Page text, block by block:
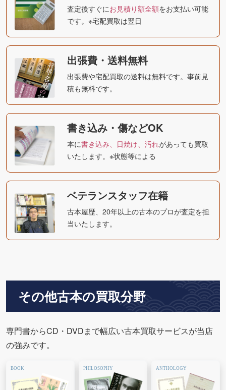
査定後すぐにお見積り額全額をお支払い可能
です。※宅配買取は翌日
出張費・送料無料
出張費や宅配買取の送料は無料です。事前見
積も無料です。
書き込み・傷などOK
本に書き込み、日焼け、汚れがあっても買取
いたします。※状態等による
ベテランスタッフ在籍
古本屋歴、20年以上の古本のプロが査定を担
当いたします。
その他古本の買取分野
専門書からCD・DVDまで幅広い古本買取サービスが当店
の強みです。